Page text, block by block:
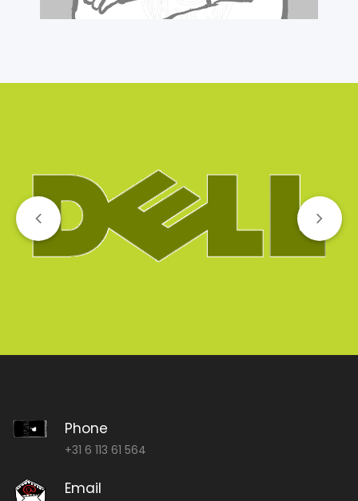
Phone
+31 6 113 61 564
Email